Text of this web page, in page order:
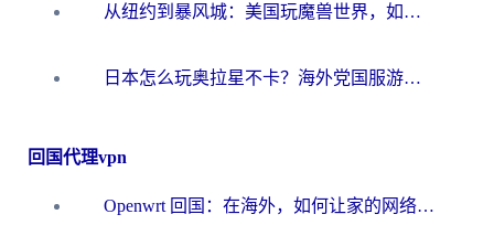
从纽约到暴风城：美国玩魔兽世界，如何找到你的最佳网络航线
日本怎么玩奥拉星不卡？海外党国服游戏加速器选择全攻略
回国代理vpn
Openwrt 回国：在海外，如何让家的网络触手可及